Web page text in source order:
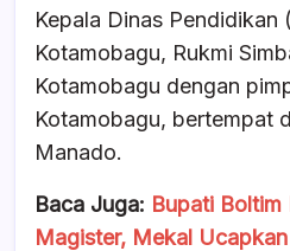
Kepala Dinas Pendidikan
Kotamobagu, Rukmi
Kotamobagu dengan
Kotamobagu, bertempat
Manado.
Baca Juga: Bupati Boltim
Magister, Mekal